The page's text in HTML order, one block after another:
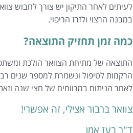
לעיתים לאחר התיקון יש צורך לחבוש
במבנה הרצוי ולזרז הריפוי.
כמה זמן תחזיק התוצאה?
התוצאה של מתיחת הצוואר הולכת
הרקמות לטיפול ונשמרת למספר שנים
לאחר הניתוח במרווחים של חצי שנה
צוואר ברבור אצילי, זה אפשרי!
ד"ר בעז אמן